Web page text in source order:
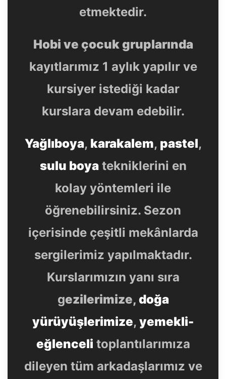
etmektedir.
Hobi ve çocuk gruplarında
kayıtlarımız 1 aylık yapılır ve
kursiyer istediği kadar
kurslara devam edebilir.
Yağlıboya, karakalem, pastel,
sulu boyatekniklerini en
kolay yöntemleri ile
öğrenebilirsiniz. Sezon
içerisinde çeşitli mekânlarda
sergilerimiz yapılmaktadır.
Kurslarımızın yanı sıra
gezilerimize, doğa
yürüyüşlerimize, yemekli-
eğlenceli toplantılarımıza
dileyen tüm arkadaşlarımız ve